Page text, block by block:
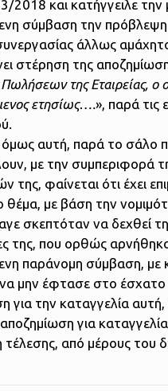
2018 και κατήγγειλε την
σύμβαση την
άλλως αμάχητο
στέρηση της
της Εταιρείας, ο
ετησίως….», παρά τις
όμως αυτή, παρά το
με την συμπεριφορά
της, φαίνεται ότι έχει
θέμα, με βάση την
σκεπτόταν να δεχθεί
της, που ορθώς
παράνομη σύμβαση,
να μην έφτασε στο
για την καταγγελία
αποζημίωση για
τέλεσης, από μέρους του